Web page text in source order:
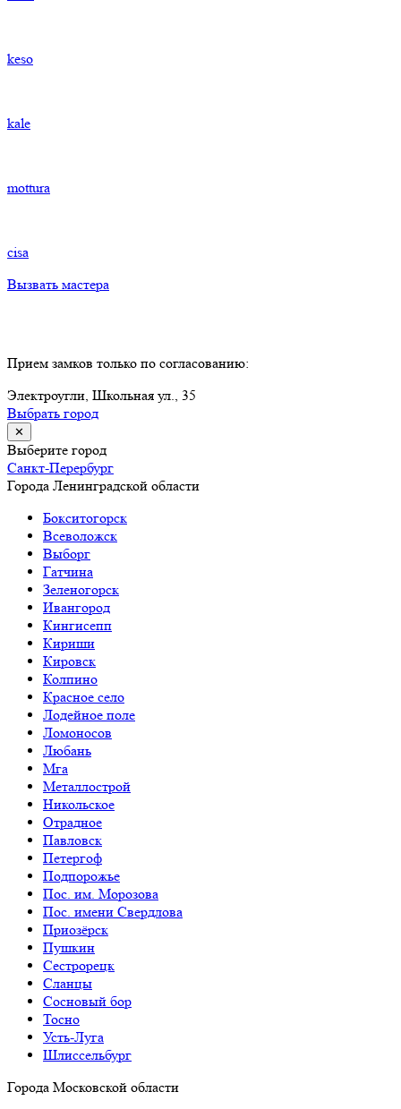
keso
kale
mottura
cisa
Вызвать мастера
Прием замков только по согласованию:
Электроугли, Школьная ул., 35
Выбрать город
✕
Выберите город
Санкт-Перербург
Города Ленинградской области
Бокситогорск
Всеволожск
Выборг
Гатчина
Зеленогорск
Ивангород
Кингисепп
Кириши
Кировск
Колпино
Красное село
Лодейное поле
Ломоносов
Любань
Мга
Металлострой
Никольское
Отрадное
Павловск
Петергоф
Подпорожье
Пос. им. Морозова
Пос. имени Свердлова
Приозёрск
Пушкин
Сестрорецк
Сланцы
Сосновый бор
Тосно
Усть-Луга
Шлиссельбург
Города Московской области